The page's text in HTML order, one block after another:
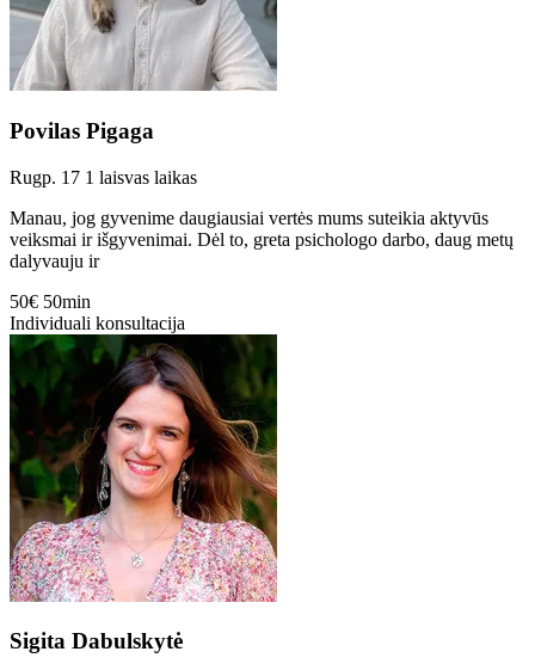
Povilas Pigaga
Rugp. 17 1 laisvas laikas
Manau, jog gyvenime daugiausiai vertės mums suteikia aktyvūs
veiksmai ir išgyvenimai. Dėl to, greta psichologo darbo, daug metų
dalyvauju ir
50€ 50min
Individuali konsultacija
Sigita Dabulskytė